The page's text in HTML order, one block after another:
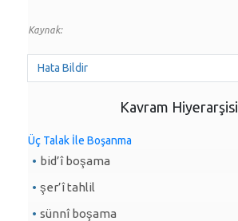
Kaynak:
Hata Bildir
Kavram Hiyerarşisi
Üç Talak İle Boşanma
bid’î boşama
şer’î tahlil
sünnî boşama